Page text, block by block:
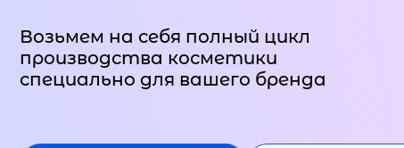
Возьмем на себя полный цикл
производства косметики
специально для вашего бренда